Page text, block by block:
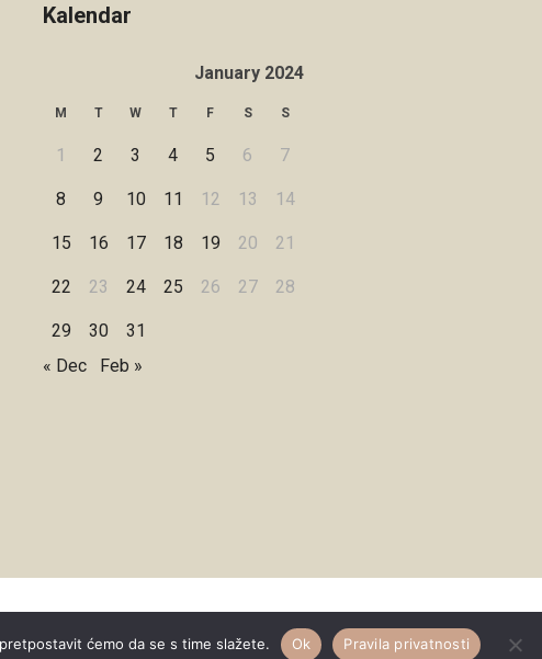
Kalendar
January 2024
M T W T F S S
1 2 3 4 5 6 7
8 9 10 11 12 13 14
15 16 17 18 19 20 21
22 23 24 25 26 27 28
29 30
31
« Dec
Feb »
ćemo da se s time slažete.
Ok Pravila privatnosti